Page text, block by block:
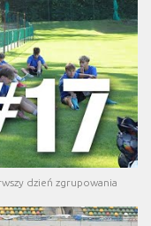
dzień zgrupowania